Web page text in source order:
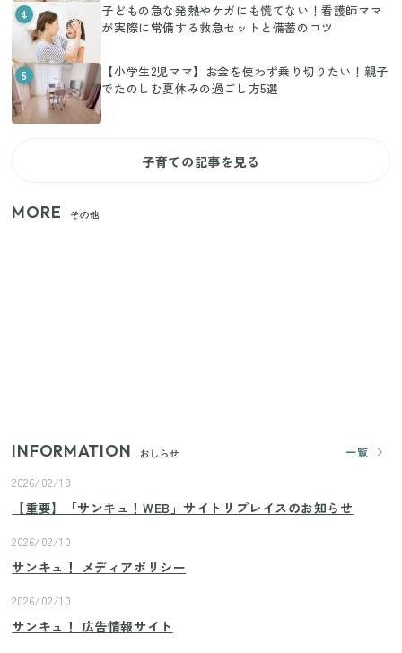
4
子どもの急な発熱やケガにも慌てない！看護師ママ
が実際に常備する救急セットと備蓄のコツ
5
【小学生2児ママ】お金を使わず乗り切りたい！親子
でたのしむ夏休みの過ごし方5選
子育ての記事を見る
MORE その他
INFORMATION おしらせ
一覧
2026/02/18
【重要】「サンキュ！WEB」サイトリプレイスのお知らせ
2026/02/10
サンキュ！ メディアポリシー
2026/02/10
サンキュ！ 広告情報サイト